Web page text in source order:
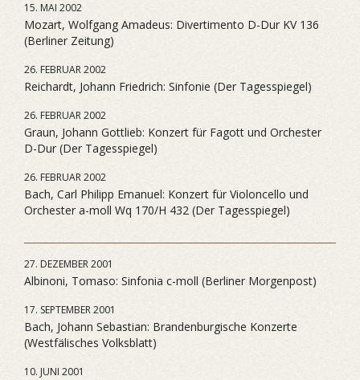
15. MAI 2002
Mozart, Wolfgang Amadeus: Divertimento D-Dur KV 136
(Berliner Zeitung)
26. FEBRUAR 2002
Reichardt, Johann Friedrich: Sinfonie (Der Tagesspiegel)
26. FEBRUAR 2002
Graun, Johann Gottlieb: Konzert für Fagott und Orchester
D-Dur (Der Tagesspiegel)
26. FEBRUAR 2002
Bach, Carl Philipp Emanuel: Konzert für Violoncello und
Orchester a-moll Wq 170/H 432 (Der Tagesspiegel)
27. DEZEMBER 2001
Albinoni, Tomaso: Sinfonia c-moll (Berliner Morgenpost)
17. SEPTEMBER 2001
Bach, Johann Sebastian: Brandenburgische Konzerte
(Westfälisches Volksblatt)
10. JUNI 2001